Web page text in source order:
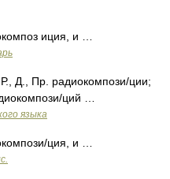
иция, и …
Д., Пр. радиокомпози/ции;
ций …
языка
ция, и …